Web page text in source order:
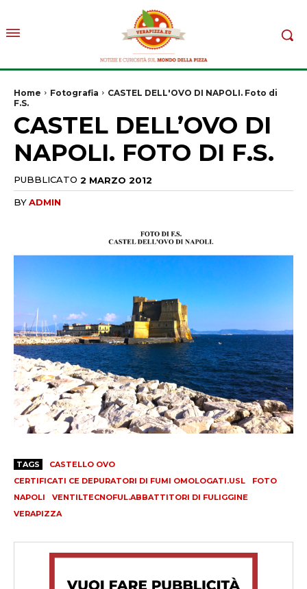
Home Fotografia
CASTEL DELL'OVO DI NAPOLI. Foto di
F.S.
CASTEL DELL’OVO DI
NAPOLI. FOTO DI F.S.
PUBBLICATO 2 MARZO 2012
BYADMIN
TAGS
CASTELLO OVO
CERTIFICATI CE DEPURATORI DI FUMI OMOLOGATI.USL
FOTO
NAPOLI
VENTILTECNOFUL.ABBATTITORI DI FULIGGINE
VERAPIZZA